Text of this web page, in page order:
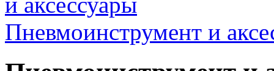
Пневмоинструмент и